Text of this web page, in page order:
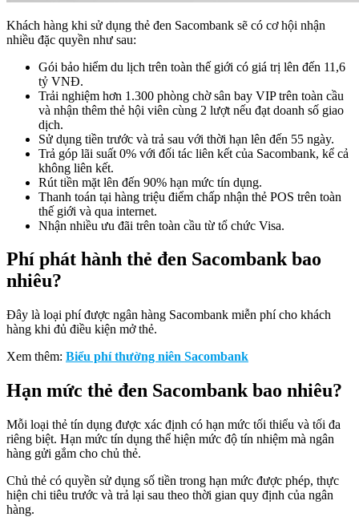
Khách hàng khi sử dụng thẻ đen Sacombank sẽ có cơ hội nhận
nhiều đặc quyền như sau:
Gói bảo hiểm du lịch trên toàn thế giới có giá trị lên đến 11,6
tỷ VNĐ.
Trải nghiệm hơn 1.300 phòng chờ sân bay VIP trên toàn cầu
và nhận thêm thẻ hội viên cùng 2 lượt nếu đạt doanh số giao
dịch.
Sử dụng tiền trước và trả sau với thời hạn lên đến 55 ngày.
Trả góp lãi suất 0% với đối tác liên kết của Sacombank, kể cả
không liên kết.
Rút tiền mặt lên đến 90% hạn mức tín dụng.
Thanh toán tại hàng triệu điểm chấp nhận thẻ POS trên toàn
thế giới và qua internet.
Nhận nhiều ưu đãi trên toàn cầu từ tổ chức Visa.
Phí phát hành thẻ đen Sacombank bao
nhiêu?
Đây là loại phí được ngân hàng Sacombank miễn phí cho khách
hàng khi đủ điều kiện mở thẻ.
Xem thêm: Biểu phí thường niên Sacombank
Hạn mức thẻ đen Sacombank bao nhiêu?
Mỗi loại thẻ tín dụng được xác định có hạn mức tối thiểu và tối đa
riêng biệt. Hạn mức tín dụng thể hiện mức độ tín nhiệm mà ngân
hàng gửi gắm cho chủ thẻ.
Chủ thẻ có quyền sử dụng số tiền trong hạn mức được phép, thực
hiện chi tiêu trước và trả lại sau theo thời gian quy định của ngân
hàng.